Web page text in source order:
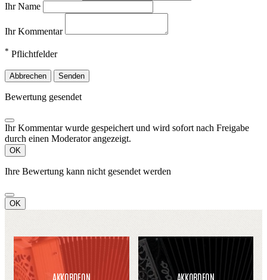
Ihr Name
Ihr Kommentar
* Pflichtfelder
Abbrechen Senden
Bewertung gesendet
Ihr Kommentar wurde gespeichert und wird sofort nach Freigabe
durch einen Moderator angezeigt.
OK
Ihre Bewertung kann nicht gesendet werden
OK
AKKORDEON AKKORDEON